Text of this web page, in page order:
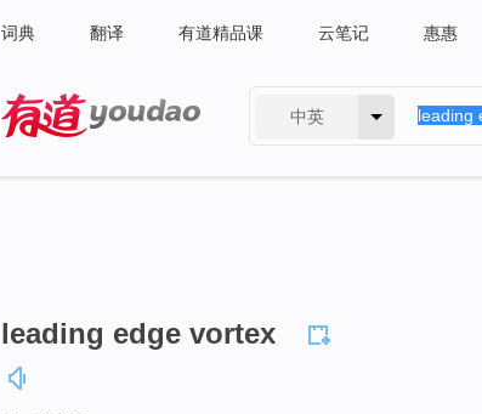
词典 翻译 有道精品课 云笔记 惠惠
中英
leading edge vortex